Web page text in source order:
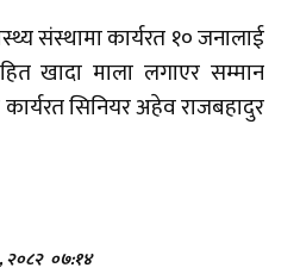
संस्थामा कार्यरत १० जनालाई
खादा माला लगाएर सम्मान
सिनियर अहेव राजबहादुर
२०८२ ०७:१४